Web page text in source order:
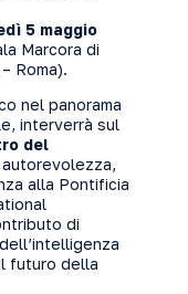
5 maggio
Marcora di
Roma).
nel panorama
interverrà sul
del
autorevolezza,
alla Pontificia
di
futuro della